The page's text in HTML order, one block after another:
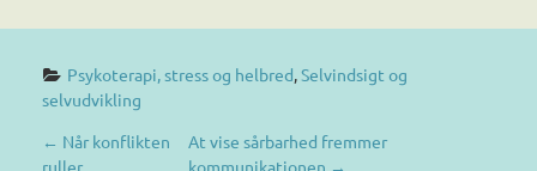
Psykoterapi, stress og helbred, Selvindsigt og
selvudvikling
P
← Når konflikten
ruller
At vise sårbarhed fremmer
kommunikationen →